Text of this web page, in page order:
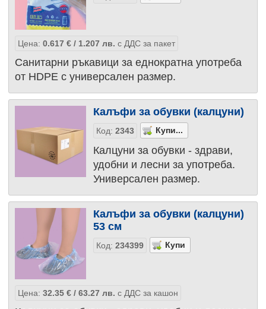
Цена: 0.617 €/ 1.207 лв. с ДДС за пакет
Санитарни ръкавици за еднократна употреба
от HDPE с универсален размер.
Калъфи за обувки (калцуни)
Код: 2343
Калцуни за обувки - здрави,
удобни и лесни за употреба.
Универсален размер.
Калъфи за обувки (калцуни)
53 см
Код: 234399
Цена: 32.35 €/ 63.27 лв. с ДДС за кашон